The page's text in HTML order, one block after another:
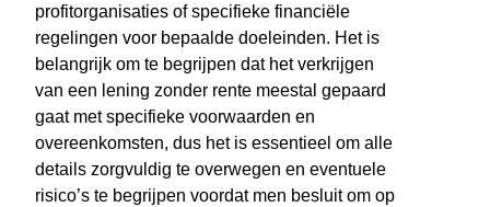
profitorganisaties of specifieke financiële
regelingen voor bepaalde doeleinden. Het is
belangrijk om te begrijpen dat het verkrijgen
van een lening zonder rente meestal gepaard
gaat met specifieke voorwaarden en
overeenkomsten, dus het is essentieel om alle
details zorgvuldig te overwegen en eventuele
risico’s te begrijpen voordat men besluit om op